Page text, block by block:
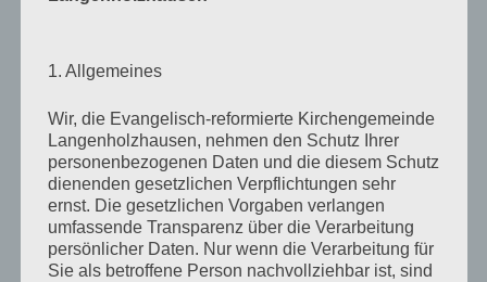
Verlag am Birnbach– Motiv von Stefanie Bahlinger,
Mössingen
1. Allgemeines
Wir, die Evangelisch-reformierte Kirchengemeinde
Langenholzhausen, nehmen den Schutz Ihrer
personenbezogenen Daten und die diesem Schutz
dienenden gesetzlichen Verpflichtungen sehr
ernst. Die gesetzlichen Vorgaben verlangen
umfassende Transparenz über die Verarbeitung
persönlicher Daten. Nur wenn die Verarbeitung für
Sie als betroffene Person nachvollziehbar ist, sind